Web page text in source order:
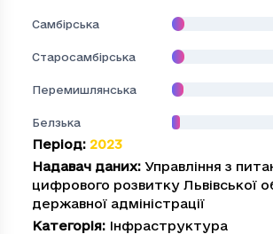
Самбірська
Старосамбірська
Перемишлянська
Белзька
Період: 2023
Надавач даних: Управління з
цифрового розвитку Львівської
державної адміністрації
Категорія: Інфраструктура